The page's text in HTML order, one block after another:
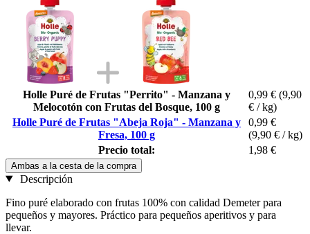
Holle Puré de Frutas "Perrito" - Manzana y
Melocotón con Frutas del Bosque, 100 g
0,99 € (9,90
€ / kg)
Holle Puré de Frutas "Abeja Roja" - Manzana y
Fresa, 100 g
0,99 €
(9,90 € / kg)
Precio total:
1,98 €
Ambas a la cesta de la compra
Descripción
Fino puré elaborado con frutas 100% con calidad Demeter para
pequeños y mayores. Práctico para pequeños aperitivos y para
llevar.